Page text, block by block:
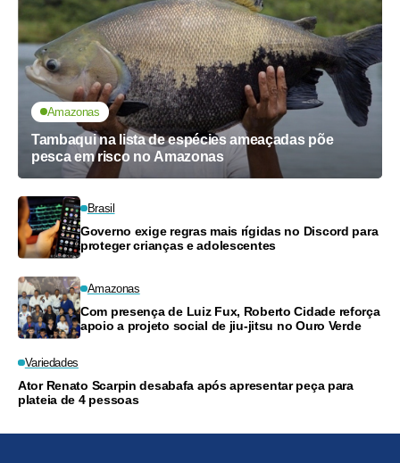
Amazonas
Tambaqui na lista de espécies ameaçadas põe
pesca em risco no Amazonas
Brasil
Governo exige regras mais rígidas no Discord para
proteger crianças e adolescentes
Amazonas
Com presença de Luiz Fux, Roberto Cidade reforça
apoio a projeto social de jiu-jitsu no Ouro Verde
Variedades
Ator Renato Scarpin desabafa após apresentar peça para
plateia de 4 pessoas